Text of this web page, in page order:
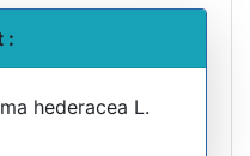
: